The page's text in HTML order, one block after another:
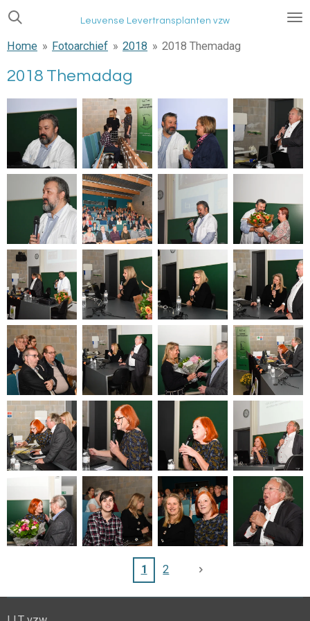
Ga
naar
hoofdinhoud
Leuvense Levertransplanten vzw
Home » Fotoarchief » 2018 » 2018 Themadag
2018 Themadag
1 2